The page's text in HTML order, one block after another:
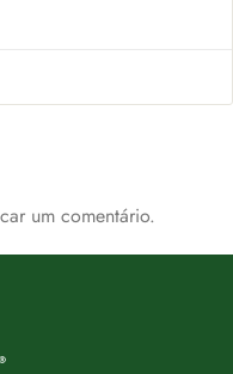
um comentário.